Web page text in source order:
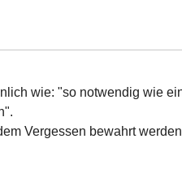
wie: "so notwendig wie
Vergessen bewahrt